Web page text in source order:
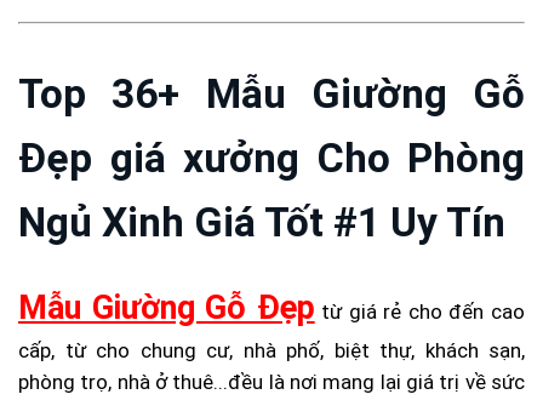
Top 36+ Mẫu Giường Gỗ
Đẹp giá xưởng Cho Phòng
Ngủ Xinh Giá Tốt #1 Uy Tín
Mẫu Giường Gỗ Đẹp từ giá rẻ cho đến cao
cấp, từ cho chung cư, nhà phố, biệt thự, khách sạn,
phòng trọ, nhà ở thuê...đều là nơi mang lại giá trị về sức